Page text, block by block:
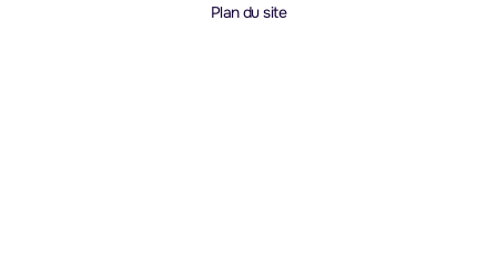
Plan du site